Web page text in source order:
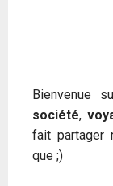
Bienvenue
société,
fait partager
que ;)